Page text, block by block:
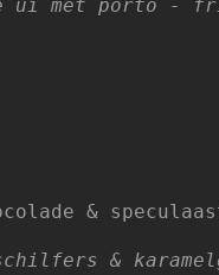
ui met porto -
&
&